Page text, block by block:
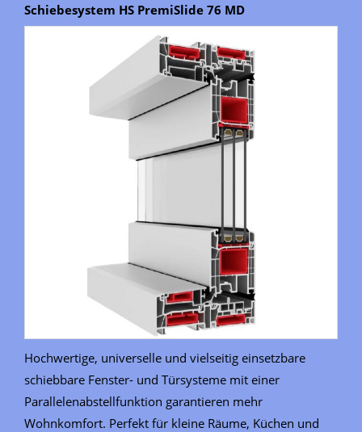
Schiebesystem HS PremiSlide 76 MD
Hochwertige, universelle und vielseitig einsetzbare
schiebbare Fenster- und Türsysteme mit einer
Parallelenabstellfunktion garantieren mehr
Wohnkomfort. Perfekt für kleine Räume, Küchen und